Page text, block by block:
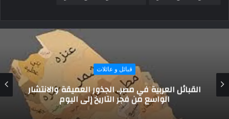
قبائل و عائلات
قبيلة السبيعي.. رمزها وأصلها وأماكن تواجدها